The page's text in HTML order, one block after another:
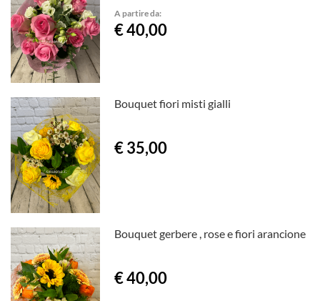
A partire da:
€ 40,00
Bouquet fiori misti gialli
€ 35,00
Bouquet gerbere , rose e fiori arancione
€ 40,00